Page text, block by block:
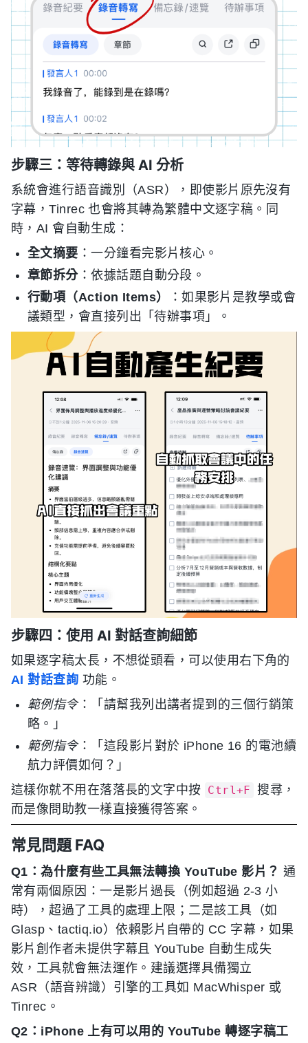
步驟三：等待轉錄與 AI 分析
系統會進行語音識別（ASR），即使影片原先沒有
字幕，Tinrec 也會將其轉為繁體中文逐字稿。同
時，AI 會自動生成：
全文摘要 ：一分鐘看完影片核心。
章節拆分：依據話題自動分段。
行動項（Action Items）
：如果影片是教學或會
議類型，會直接列出「待辦事項」。
步驟四：使用 AI 對話查詢細節
如果逐字稿太長，不想從頭看，可以使用右下角的
AI 對話查詢 功能。
範例指令：「請幫我列出講者提到的三個行銷策
略。」
範例指令：「這段影片對於 iPhone 16 的電池續
航力評價如何？」
這樣你就不用在落落長的文字中按 Ctrl+F 搜尋，
而是像問助教一樣直接獲得答案。
常見問題 FAQ
Q1：為什麼有些工具無法轉換 YouTube 影片？ 通
常有兩個原因：一是影片過長（例如超過 2-3 小
時），超過了工具的處理上限；二是該工具（如
Glasp、tactiq.io）依賴影片自帶的 CC 字幕，如果
影片創作者未提供字幕且 YouTube 自動生成失
效，工具就會無法運作。建議選擇具備獨立
ASR（語音辨識）引擎的工具如 MacWhisper 或
Tinrec。
Q2：iPhone 上有可以用的 YouTube 轉逐字稿工